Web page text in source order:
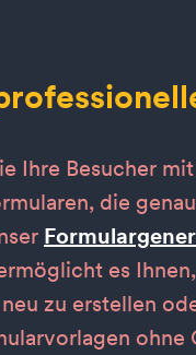
Ihre Besucher
die
es
zu erstellen
ohne